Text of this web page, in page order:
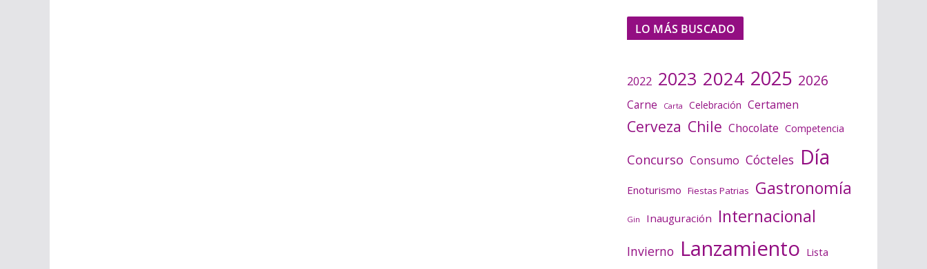
LO MÁS BUSCADO
2022 2023 2024 2025 2026
Carne Carta Celebración Certamen
Cerveza Chile Chocolate Competencia
Concurso Consumo Cócteles Día
Enoturismo Fiestas Patrias Gastronomía
Gin Inauguración Internacional
Invierno Lanzamiento Lista